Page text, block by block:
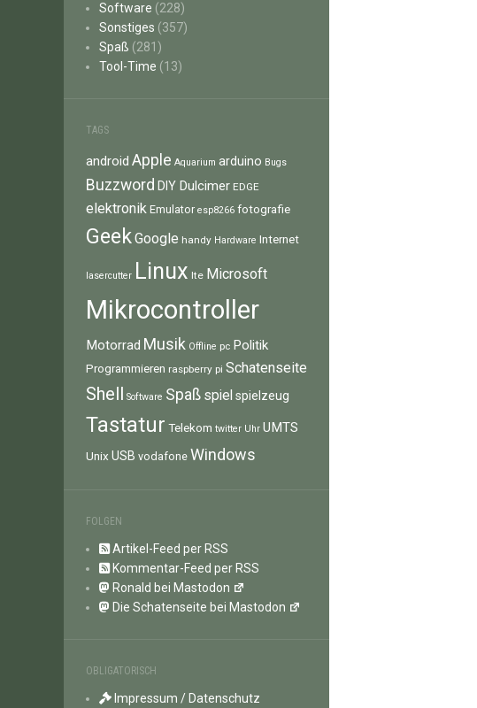
Software (228)
Sonstiges (357)
Spaß (281)
Tool-Time (13)
TAGS
android Apple Aquarium arduino Bugs
Buzzword DIY Dulcimer EDGE
elektronik Emulator esp8266 fotografie
GeekGoogle handy Hardware Internet
lasercutter Linux lte Microsoft
Mikrocontroller
Motorrad Musik Offline pc Politik
Programmieren raspberry pi Schatenseite
Shell Software Spaß spiel spielzeug
Tastatur Telekom twitter Uhr UMTS
Unix USB vodafone Windows
FOLGEN
Artikel-Feed per RSS
Kommentar-Feed per RSS
Ronald bei Mastodon
Die Schatenseite bei Mastodon
OBLIGATORISCH
Impressum / Datenschutz